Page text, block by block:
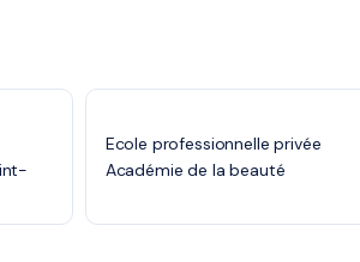
Ecole professionnelle privée
Académie de la beauté